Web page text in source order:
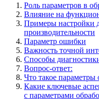
Роль параметров в
Влияние на
Примеры настройки
производительности
Параметр ошибки
Важность точной
Способы
Вопрос-ответ:
Что такое параметры
Какие ключевые
с параметрами